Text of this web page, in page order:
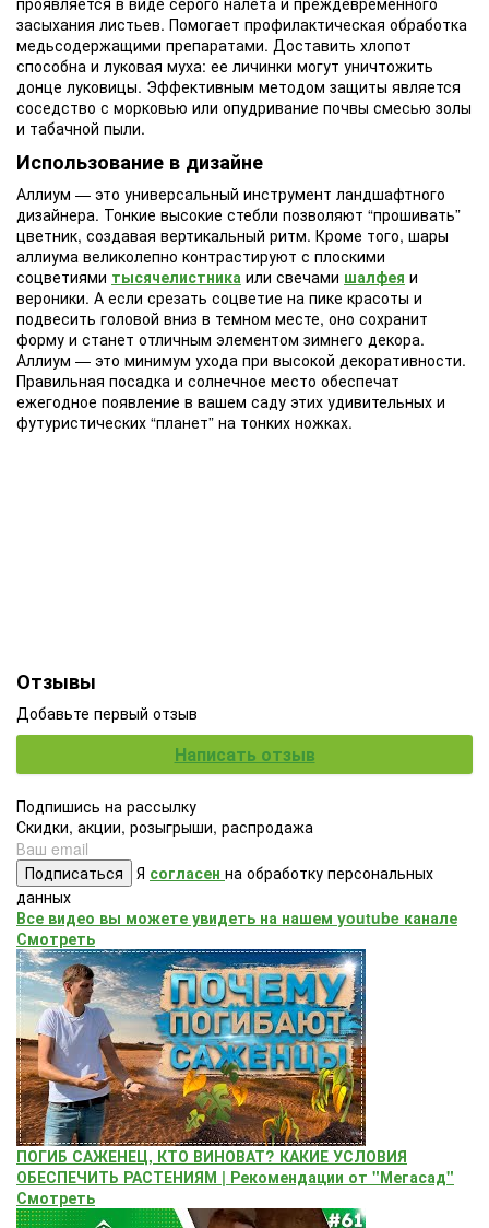
засыхания листьев. Помогает профилактическая обработка
медьсодержащими препаратами. Доставить хлопот
способна и луковая муха: ее личинки могут уничтожить
донце луковицы. Эффективным методом защиты является
соседство с морковью или опудривание почвы смесью золы
и табачной пыли.
Использование в дизайне
Аллиум — это универсальный инструмент ландшафтного
дизайнера. Тонкие высокие стебли позволяют “прошивать”
цветник, создавая вертикальный ритм. Кроме того, шары
аллиума великолепно контрастируют с плоскими
соцветиями тысячелистника или свечами шалфея и
вероники. А если срезать соцветие на пике красоты и
подвесить головой вниз в темном месте, оно сохранит
форму и станет отличным элементом зимнего декора.
Аллиум — это минимум ухода при высокой декоративности.
Правильная посадка и солнечное место обеспечат
ежегодное появление в вашем саду этих удивительных и
футуристических “планет” на тонких ножках.
Отзывы
Добавьте первый отзыв
Написать отзыв
Подпишись на рассылку
Скидки, акции, розыгрыши, распродажа
Подписаться Я согласен на обработку персональных
данных
Все видео вы можете увидеть на нашем youtube канале
Смотреть
ПОГИБ САЖЕНЕЦ, КТО ВИНОВАТ? КАКИЕ УСЛОВИЯ
ОБЕСПЕЧИТЬ РАСТЕНИЯМ | Рекомендации от "Мегасад"
Смотреть